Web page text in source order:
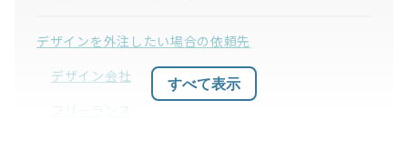
デザインを外注したい場合の依頼先
デザイン会社 すべて表示